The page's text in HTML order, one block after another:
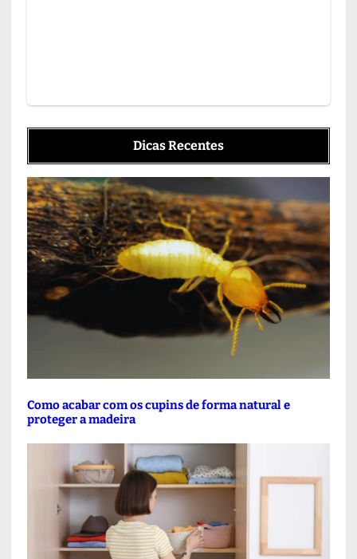
Dicas Recentes
Como acabar com os cupins de forma natural e
proteger a madeira